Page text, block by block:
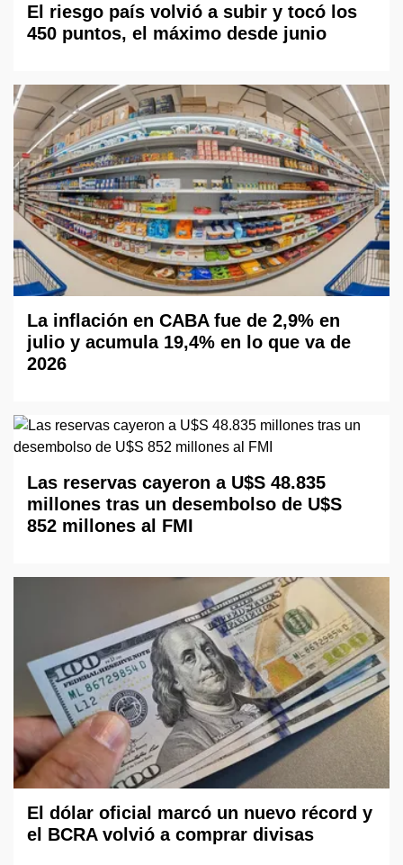
El riesgo país volvió a subir y tocó los
450 puntos, el máximo desde junio
La inflación en CABA fue de 2,9% en
julio y acumula 19,4% en lo que va de
2026
Las reservas cayeron a U$S 48.835
millones tras un desembolso de U$S
852 millones al FMI
El dólar oficial marcó un nuevo récord y
el BCRA volvió a comprar divisas